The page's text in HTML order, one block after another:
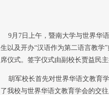
9月7日上午，暨南大学与世界华
生以及开办“汉语作为第二语言教学
席仪式。签字仪式由副校长贾益民主
胡军校长首先对世界华语文教育
了我校与世界华语文教育学会的交